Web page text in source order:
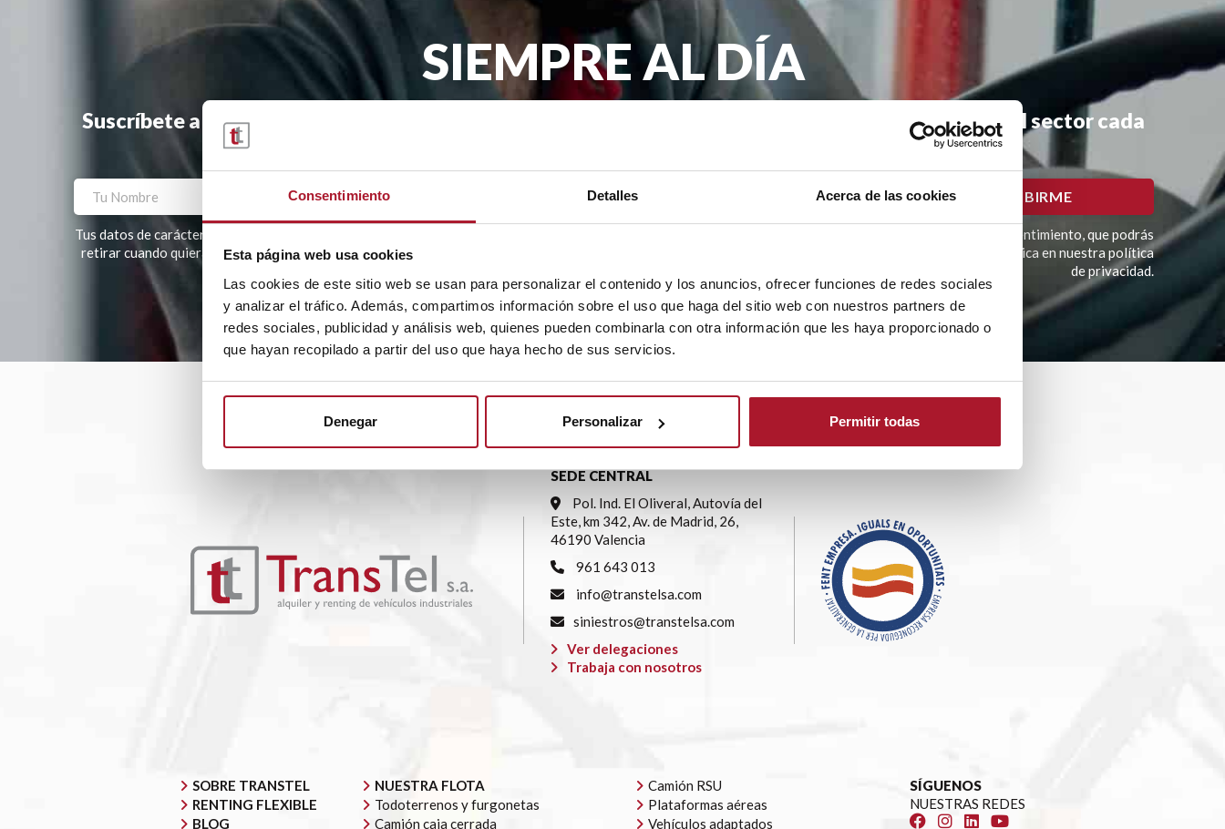
Consentimiento Detalles Acerca de las cookies
Esta página web usa cookies
Las cookies de este sitio web se usan para personalizar el contenido y los anuncios, ofrecer funciones de redes sociales
y analizar el tráfico. Además, compartimos información sobre el uso que haga del sitio web con nuestros partners de
redes sociales, publicidad y análisis web, quienes pueden combinarla con otra información que les haya proporcionado o
que hayan recopilado a partir del uso que haya hecho de sus servicios.
Denegar Personalizar Permitir todas
SIEMPRE AL DÍA
Suscríbete a la newsletter y te haremos llegar la actualidad de TransTel, promociones y noticias del sector cada
Tus datos de carácter personal tratados por TRANSTEL, S.A. con la finalidad de enviarte nuestro boletín periódico. La legitimación del tratamiento es tu consentimiento, que podrás
retirar cuando quieras. Tus datos no serán cedidos a terceros. Tienes derecho a acceder, rectificar y suprimir tus datos, así como otros derechos como se explica en nuestra política
de privacidad.
Por favor, deja este campo vacío.
SEDE CENTRAL
Pol. Ind. El Oliveral, Autovía del
Este, km 342, Av. de Madrid, 26,
46190 Valencia
961 643 013
info@transtelsa.com
siniestros@transtelsa.com
Ver delegaciones
Trabaja con nosotros
SOBRE TRANSTEL
RENTING FLEXIBLE
BLOG
NUESTRA FLOTA
Todoterrenos y furgonetas
Camión caja cerrada
Camión RSU
Plataformas aéreas
Vehículos adaptados
SÍGUENOS
NUESTRAS REDES